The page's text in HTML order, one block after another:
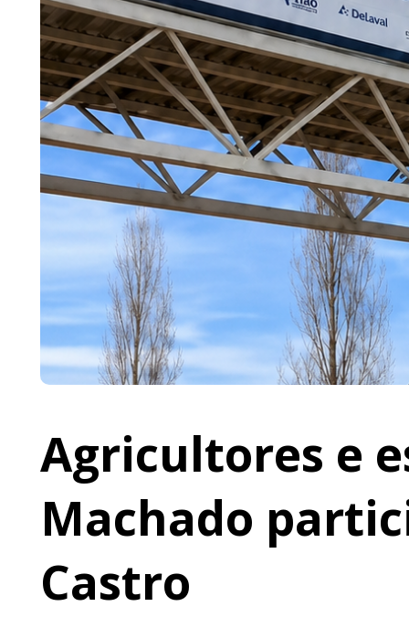
Agricultores e
Machado
Castro